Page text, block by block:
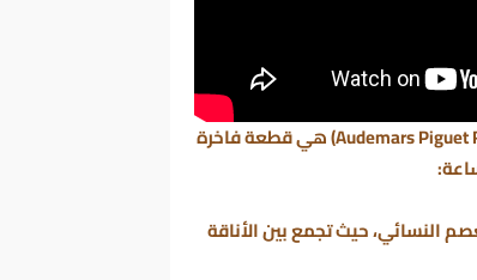
(Audemars Piguet Royal Oak Ladies) هي قطعة فاخرة
للمعصم النسائي، حيث تجمع بين الأناقة